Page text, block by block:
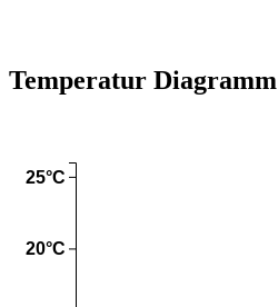
Temperatur Diagramm